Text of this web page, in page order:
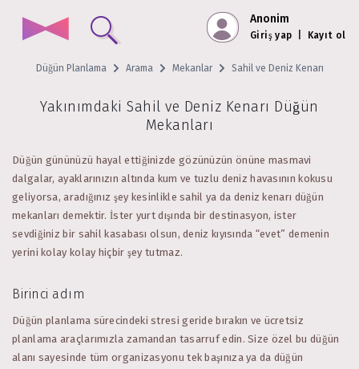
Anonim
Giriş yap Kayıt ol
Düğün Planlama Arama Mekanlar Sahil ve Deniz Kenarı
Yakınımdaki Sahil ve Deniz Kenarı Düğün
Mekanları
Düğün gününüzü hayal ettiğinizde gözünüzün önüne masmavi
dalgalar, ayaklarınızın altında kum ve tuzlu deniz havasının kokusu
geliyorsa, aradığınız şey kesinlikle sahil ya da deniz kenarı düğün
mekanları demektir. İster yurt dışında bir destinasyon, ister
sevdiğiniz bir sahil kasabası olsun, deniz kıyısında “evet” demenin
yerini kolay kolay hiçbir şey tutmaz.
Birinci adım
Düğün planlama sürecindeki stresi geride bırakın ve ücretsiz
planlama araçlarımızla zamandan tasarruf edin. Size özel bu düğün
alanı sayesinde tüm organizasyonu tek başınıza ya da düğün